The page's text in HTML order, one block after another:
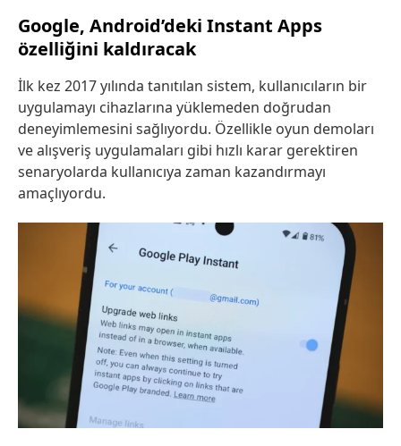
Google, Android’deki Instant Apps
özelliğini kaldıracak
İlk kez 2017 yılında tanıtılan sistem, kullanıcıların bir
uygulamayı cihazlarına yüklemeden doğrudan
deneyimlemesini sağlıyordu. Özellikle oyun demoları
ve alışveriş uygulamaları gibi hızlı karar gerektiren
senaryolarda kullanıcıya zaman kazandırmayı
amaçlıyordu.